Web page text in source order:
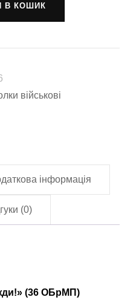
В КОШИК
військові
інформація
(0)
(36 ОБрМП)